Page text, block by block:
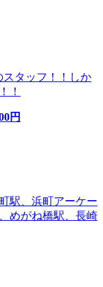
タッフ！！しか
！
円
駅、浜町アーケー
めがね橋駅、長崎